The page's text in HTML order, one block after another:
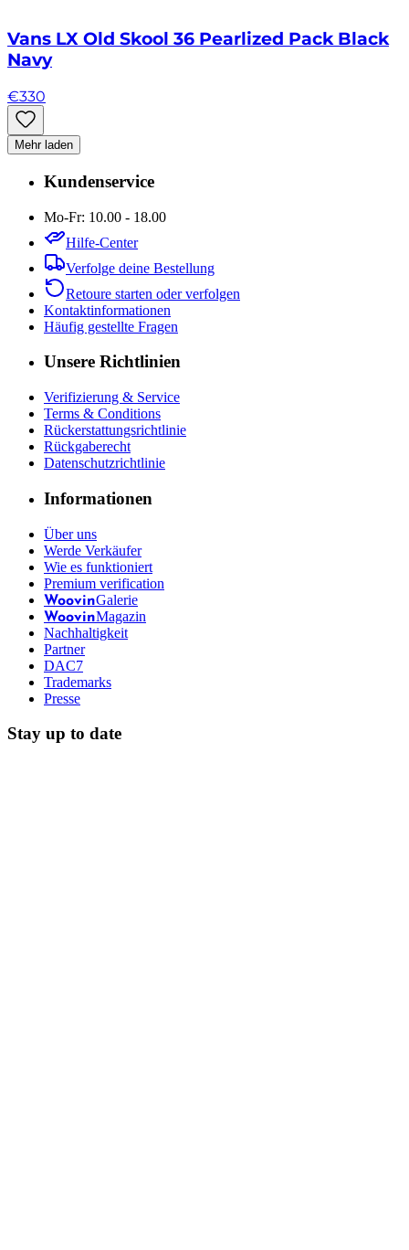
Vans LX Old Skool 36 Pearlized Pack Black
Navy
€330
Mehr laden
Kundenservice
Mo-Fr: 10.00 - 18.00
Hilfe-Center
Verfolge deine Bestellung
Retoure starten oder verfolgen
Kontaktinformationen
Häufig gestellte Fragen
Unsere Richtlinien
Verifizierung & Service
Terms & Conditions
Rückerstattungsrichtlinie
Rückgaberecht
Datenschutzrichtlinie
Informationen
Über uns
Werde Verkäufer
Wie es funktioniert
Premium verification
WoovinGalerie
WoovinMagazin
Nachhaltigkeit
Partner
DAC7
Trademarks
Presse
Stay up to date